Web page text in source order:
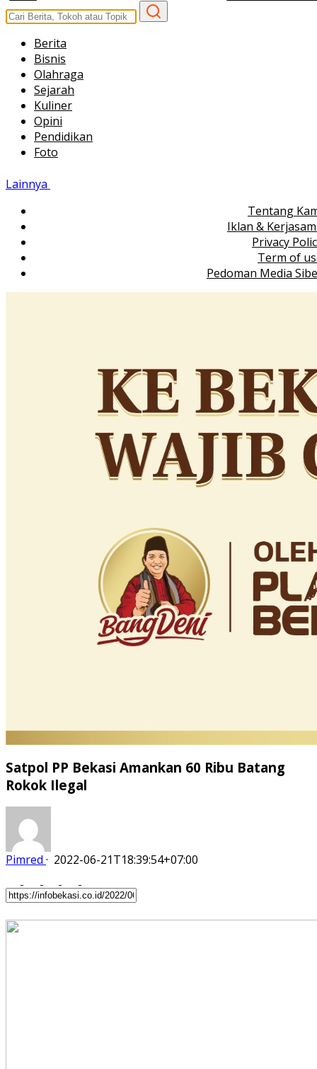
Berita
Bisnis
Olahraga
Sejarah
Kuliner
Opini
Pendidikan
Foto
Lainnya
Tentang
Iklan &
Privacy
Term of
Pedoman Media
Satpol PP Bekasi Amankan 60 Ribu Batang
Rokok Ilegal
Pimred · 2022-06-21T18:39:54+07:00